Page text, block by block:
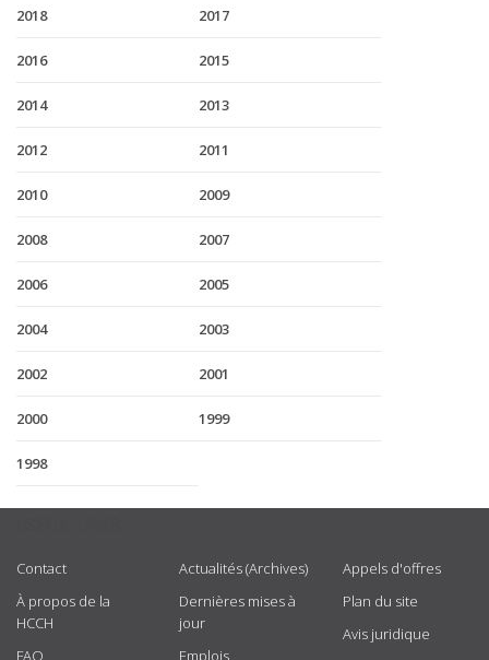
2018 2017
2016 2015
2014 2013
2012 2011
2010 2009
2008 2007
2006 2005
2004 2003
2002 2001
2000 1999
1998
Contact
À propos de la
HCCH
FAQ
Actualités (Archives)
Dernières mises à
jour
Emplois
Appels d'offres
Plan du site
Avis juridique